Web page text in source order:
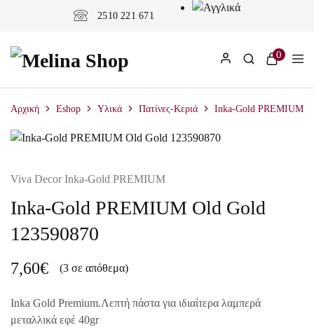
2510 221 671
0
Αρχική Eshop Υλικά Πατίνες-Κεριά Inka-Gold PREMIUM
Viva Decor Inka-Gold PREMIUM
Inka-Gold PREMIUM Old Gold
123590870
7,60€ (3 σε απόθεμα)
Inka Gold Premium.Λεπτή πάστα για ιδιαίτερα λαμπερά
μεταλλικά εφέ 40gr